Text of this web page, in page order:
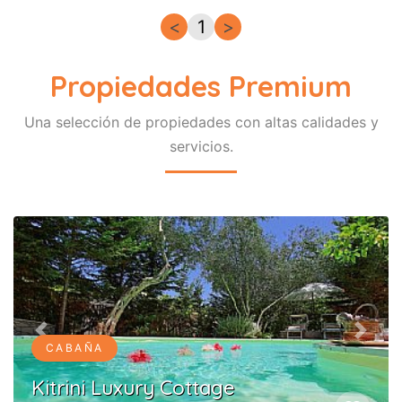
< 1 >
Propiedades Premium
Una selección de propiedades con altas calidades y
servicios.
CABAÑA
Kitrini Luxury Cottage
Previous Next